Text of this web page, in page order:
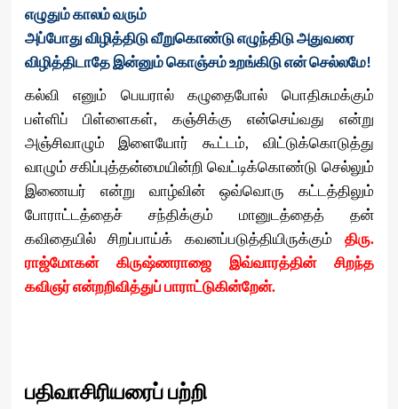
எழுதும் காலம் வரும்
அப்போது விழித்திடு வீறுகொண்டு எழுந்திடு அதுவரை
விழித்திடாதே இன்னும் கொஞ்சம் உறங்கிடு என் செல்லமே!
கல்வி எனும் பெயரால் கழுதைபோல் பொதிசுமக்கும்
பள்ளிப் பிள்ளைகள், கஞ்சிக்கு என்செய்வது என்று
அஞ்சிவாழும் இளையோர் கூட்டம், விட்டுக்கொடுத்து
வாழும் சகிப்புத்தன்மையின்றி வெட்டிக்கொண்டு செல்லும்
இணையர் என்று வாழ்வின் ஒவ்வொரு கட்டத்திலும்
போராட்டத்தைச் சந்திக்கும் மானுடத்தைத் தன்
கவிதையில் சிறப்பாய்க் கவனப்படுத்தியிருக்கும் திரு.
ராஜ்மோகன் கிருஷ்ணராஜை இவ்வாரத்தின் சிறந்த
கவிஞர் என்றறிவித்துப் பாராட்டுகின்றேன்.
பதிவாசிரியரைப் பற்றி